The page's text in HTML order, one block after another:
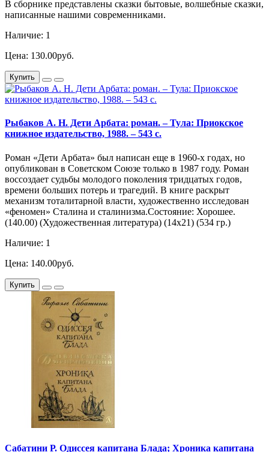
В сборнике представлены сказки бытовые, волшебные сказки,
написанные нашими современниками.
Наличие: 1
Цена: 130.00руб.
Купить
Рыбаков А. Н. Дети Арбата: роман. – Тула: Приокское
книжное издательство, 1988. – 543 с.
Роман «Дети Арбата» был написан еще в 1960-х годах, но
опубликован в Советском Союзе только в 1987 году. Роман
воссоздает судьбы молодого поколения тридцатых годов,
времени больших потерь и трагедий. В книге раскрыт
механизм тоталитарной власти, художественно исследован
«феномен» Сталина и сталинизма.Состояние: Хорошее.
(140.00) (Художественная литература) (14х21) (534 гр.)
Наличие: 1
Цена: 140.00руб.
Купить
Сабатини Р. Одиссея капитана Блада; Хроника капитана